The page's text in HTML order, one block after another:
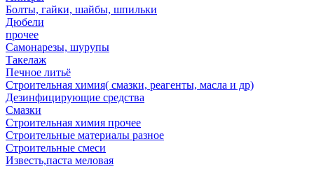
Болты, гайки, шайбы, шпильки
Дюбели
прочее
Самонарезы, шурупы
Такелаж
Печное литьё
Строительная химия( смазки, реагенты, масла и др)
Дезинфицирующие средства
Смазки
Строительная химия прочее
Строительные материалы разное
Строительные смеси
Известь,паста меловая